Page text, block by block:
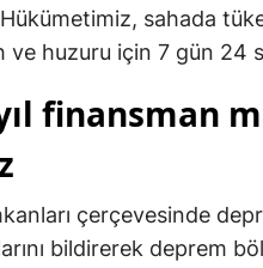
sahada
ve huzuru için 7 gün 24
finansman
çerçevesinde
bildirerek deprem